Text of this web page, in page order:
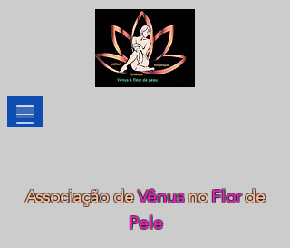
Associação deVênusno Florde
Pele